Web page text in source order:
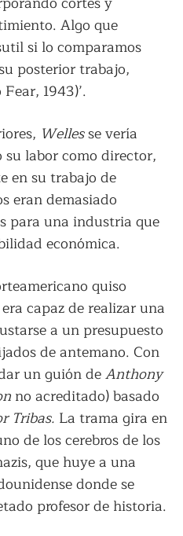
Algo que
si lo comparamos
posterior trabajo,
1943)’.
Wellesse vería
labor como director,
en su trabajo de
eran demasiado
para una industria que
económica.
quiso
capaz de realizar una
a un presupuesto
de antemano. Con
un guión deAnthony
no acreditado) basado
Tribas. La trama gira en
de los cerebros de los
que huye a una
donde se
profesor de historia.